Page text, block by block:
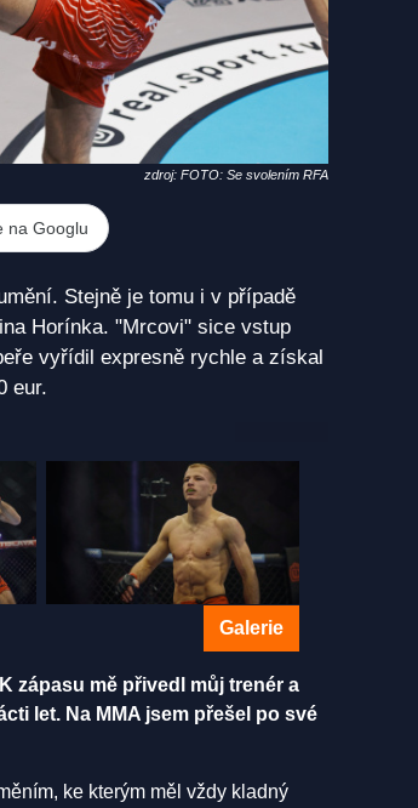
zdroj: FOTO: Se svolením RFA
na Googlu
Stejně je tomu i v případě
Horínka. "Mrcovi" sice vstup
vyřídil expresně rychle a získal
eur.
Galerie
zápasu mě přivedl můj trenér a
let. Na MMA jsem přešel po své
ke kterým měl vždy kladný